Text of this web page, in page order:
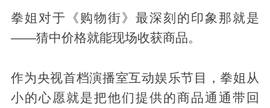
拳姐对于《购物街》最深刻的印象那就是
——猜中价格就能现场收获商品。
作为央视首档演播室互动娱乐节目，拳姐从
小的心愿就是把他们提供的商品通通带回